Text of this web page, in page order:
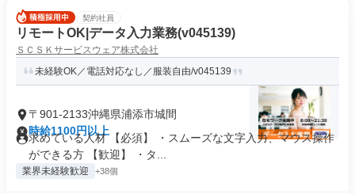
契約社員
リモートOK|データ入力業務(v045139)
ＳＣＳＫサービスウェア株式会社
未経験OK／電話対応なし／服装自由/v045139
〒901-2133沖縄県浦添市城間
時給1100円以上
求めている人材 【必須】 ・スムーズな文字入力、マウス操作
ができる方 【歓迎】 ・タ...
業界未経験歓迎 +38個